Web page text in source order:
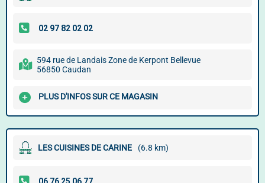
594 rue de Landais Zone de Kerpont Bellevue
56850 Caudan
PLUS D'INFOS SUR CE MAGASIN
LES CUISINES DE CARINE (6.8 km)